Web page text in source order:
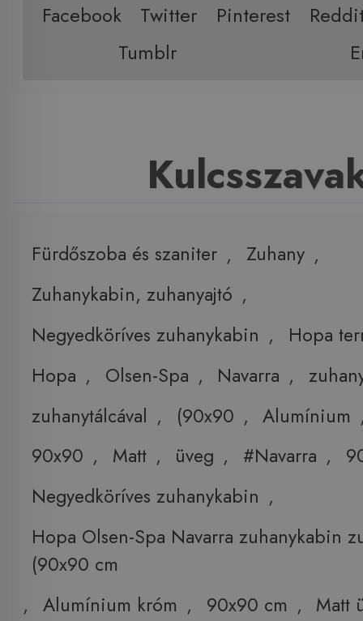
Facebook Twitter Pinterest
Tumblr
Fürdőszoba és szaniter , Zuhany ,
Zuhanykabin, zuhanyajtó ,
Negyedköríves zuhanykabin ,
Hopa
Hopa , Olsen-Spa , Navarra ,
zuhanytálcával , (90x90 , Alumínium
90x90 , Matt , üveg , #Navarra ,
Negyedköríves zuhanykabin ,
Hopa Olsen-Spa Navarra zuhanykabin
(90x90 cm
, Alumínium króm , 90x90 cm , Matt